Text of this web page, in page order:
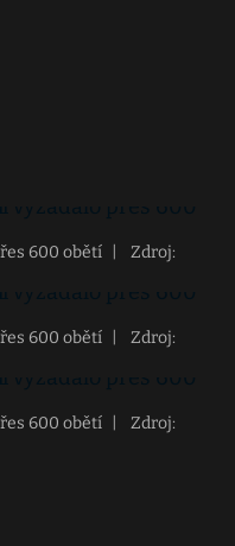
600 obětí
Zdroj:
600 obětí
Zdroj:
600 obětí
Zdroj: